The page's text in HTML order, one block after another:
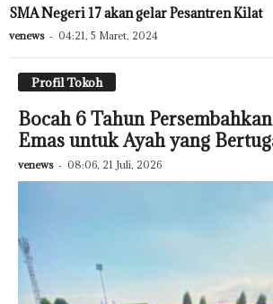
SMA Negeri 17 akan gelar Pesantren Kilat
venews - 04:21, 5 Maret, 2024
Profil Tokoh
Bocah 6 Tahun
Emas untuk Ayah yang
venews - 08:06, 21 Juli, 2026